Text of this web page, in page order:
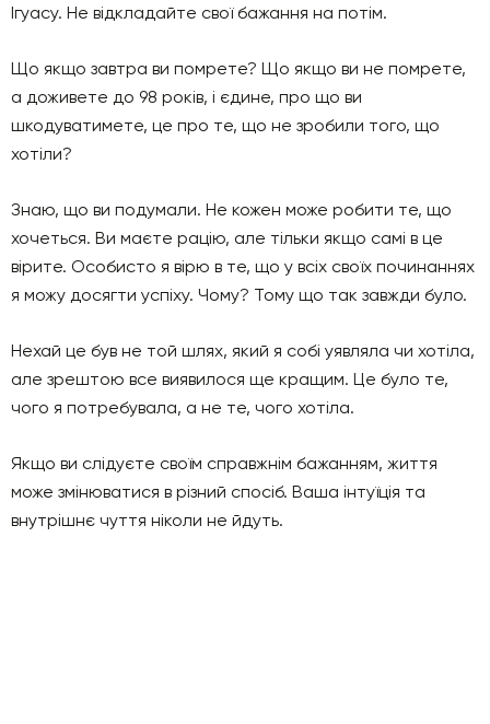
Ігуасу. Не відкладайте свої бажання на потім.
Що якщо завтра ви помрете? Що якщо ви не помрете,
а доживете до 98 років, і єдине, про що ви
шкодуватимете, це про те, що не зробили того, що
хотіли?
Знаю, що ви подумали. Не кожен може робити те, що
хочеться. Ви маєте рацію, але тільки якщо самі в це
вірите. Особисто я вірю в те, що у всіх своїх починаннях
я можу досягти успіху. Чому? Тому що так завжди було.
Нехай це був не той шлях, який я собі уявляла чи хотіла,
але зрештою все виявилося ще кращим. Це було те,
чого я потребувала, а не те, чого хотіла.
Якщо ви слідуєте своїм справжнім бажанням, життя
може змінюватися в різний спосіб. Ваша інтуїція та
внутрішнє чуття ніколи не йдуть.